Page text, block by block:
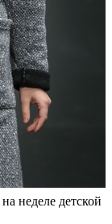
на неделе детской